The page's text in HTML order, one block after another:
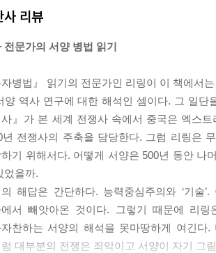
사 리뷰
전문가의 서양 병법 읽기
자병법』 읽기의 전문가인 리링이 이 책에서
양 역사 연구에 대한 해석인 셈이다. 그 일
사』가 본 세계 전쟁사 속에서 중국은 엑스
년 전쟁사의 주축을 담당한다. 그럼 리링은
하기 위해서다. 어떻게 서양은 500년 동안 나
었을까.
의 해답은 간단하다. 능력중심주의와 ‘기
에서 빼앗아온 것이다. 그렇기 때문에 리링
자찬하는 서양의 해석을 못마땅하게 여긴다
대부분의 전쟁은 죄악이고 서양이 자기 그